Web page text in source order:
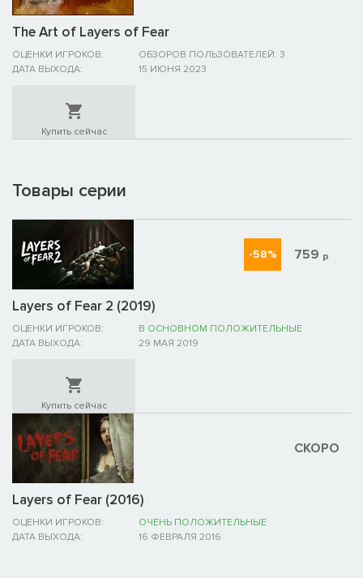
The Art of Layers of Fear
ОЦЕНКИ ИГРОКОВ:
ОБЗОРОВ ПОЛЬЗОВАТЕЛЕЙ: 3
ДАТА ВЫХОДА:
15 ИЮНЯ 2023
Купить сейчас
Товары серии
Layers of Fear 2 (2019)
ОЦЕНКИ ИГРОКОВ:
В ОСНОВНОМ ПОЛОЖИТЕЛЬНЫЕ
ДАТА ВЫХОДА:
29 МАЯ 2019
-58% 759 р
Купить сейчас
Layers of Fear (2016)
ОЦЕНКИ ИГРОКОВ:
ОЧЕНЬ ПОЛОЖИТЕЛЬНЫЕ
ДАТА ВЫХОДА:
16 ФЕВРАЛЯ 2016
СКОРО